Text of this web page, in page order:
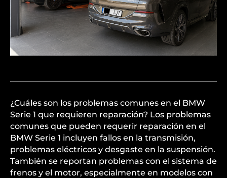
¿Cuáles son los problemas comunes en el BMW
Serie 1 que requieren reparación? Los problemas
comunes que pueden requerir reparación en el
BMW Serie 1 incluyen fallos en la transmisión,
problemas eléctricos y desgaste en la suspensión.
También se reportan problemas con el sistema de
frenos y el motor, especialmente en modelos con